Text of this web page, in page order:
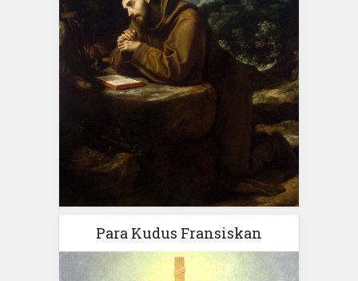
Para Kudus Fransiskan